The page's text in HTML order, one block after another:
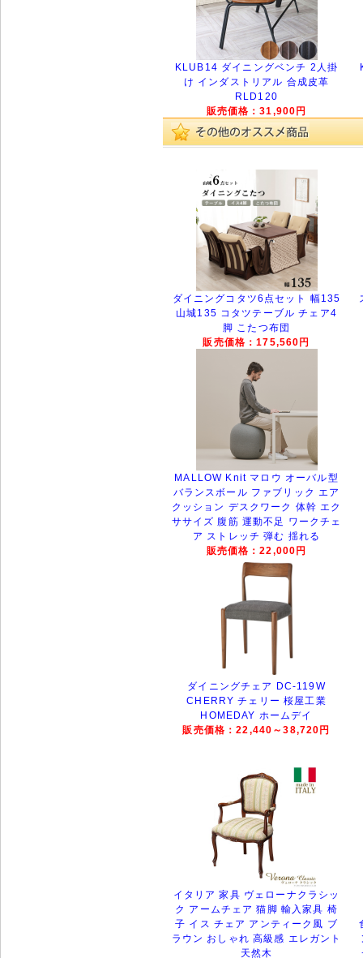
KLUB14 ダイニングベンチ 2人掛
け インダストリアル 合成皮革
RLD120
販売価格：31,900円
ダイニングコタツ6点セット 幅135
山城135 コタツテーブル チェア4
脚 こたつ布団
販売価格：175,560円
MALLOW Knit マロウ オーバル型
バランスボール ファブリック エア
クッション デスクワーク 体幹 エク
ササイズ 腹筋 運動不足 ワークチェ
ア ストレッチ 弾む 揺れる
販売価格：22,000円
ダイニングチェア DC-119W
CHERRY チェリー 桜屋工業
HOMEDAY ホームデイ
販売価格：22,440～38,720円
イタリア 家具 ヴェローナクラシッ
ク アームチェア 猫脚 輸入家具 椅
子 イス チェア アンティーク風 ブ
ラウン おしゃれ 高級感 エレガント
天然木